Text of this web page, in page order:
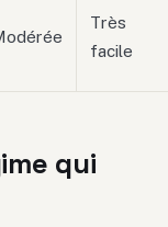
Très
facile
qui